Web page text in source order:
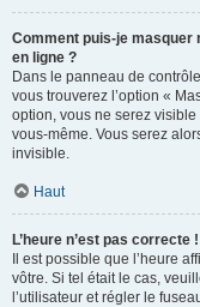
Comment puis-je masquer
en ligne ?
Dans le panneau de
vous trouverez l’option «
option, vous ne serez
vous-même. Vous serez
invisible.
Haut
L’heure n’est pas correcte !
Il est possible que l’heure
vôtre. Si tel était le cas,
l’utilisateur et régler le